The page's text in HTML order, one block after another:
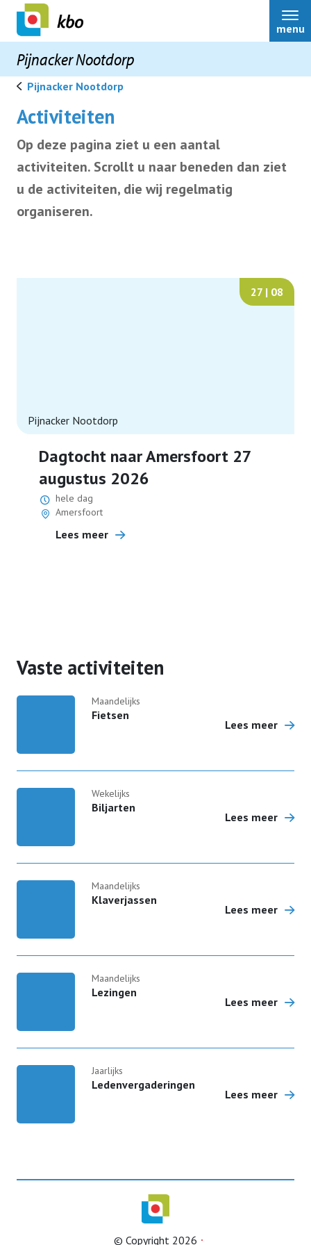
Pijnacker Nootdorp
menu
Home
Bestuur
Contact
Lid worden
Pijnacker Nootdorp
Activiteiten
Op deze pagina ziet u een aantal
activiteiten. Scrollt u naar beneden dan ziet
u de activiteiten, die wij regelmatig
organiseren.
27 | 08
Pijnacker Nootdorp
Dagtocht naar Amersfoort 27
augustus 2026
hele dag
Amersfoort
Lees meer
Vaste activiteiten
Maandelijks
Fietsen
Lees meer
Wekelijks
Biljarten
Lees meer
Maandelijks
Klaverjassen
Lees meer
Maandelijks
Lezingen
Lees meer
Jaarlijks
Ledenvergaderingen
Lees meer
© Copyright 2026